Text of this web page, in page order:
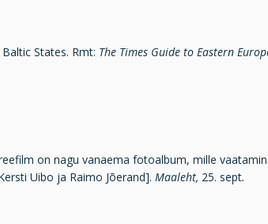
States. Rmt: The Times Guide to Eastern
on nagu vanaema fotoalbum, mille
Uibo ja Raimo Jõerand]. Maaleht, 25. sept.